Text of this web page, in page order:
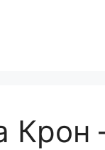
Крон